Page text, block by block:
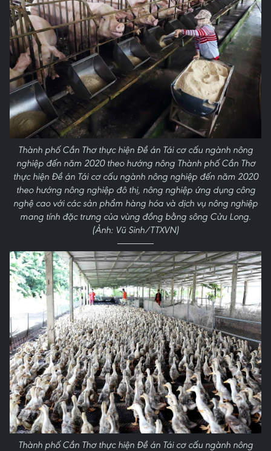
Thành phố Cần Thơ thực hiện Đề án Tái cơ cấu ngành nông
nghiệp đến năm 2020 theo hướng nông Thành phố Cần Thơ
thực hiện Đề án Tái cơ cấu ngành nông nghiệp đến năm 2020
theo hướng nông nghiệp đô thị, nông nghiệp ứng dụng công
nghệ cao với các sản phẩm hàng hóa và dịch vụ nông nghiệp
mang tính đặc trưng của vùng đồng bằng sông Cửu Long.
(Ảnh: Vũ Sinh/TTXVN)
Thành phố Cần Thơ thực hiện Đề án Tái cơ cấu ngành nông